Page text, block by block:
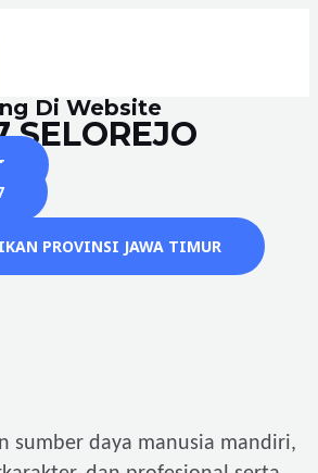
Di Website
SELOREJO
PROVINSI JAWA TIMUR
sumber daya manusia mandiri,